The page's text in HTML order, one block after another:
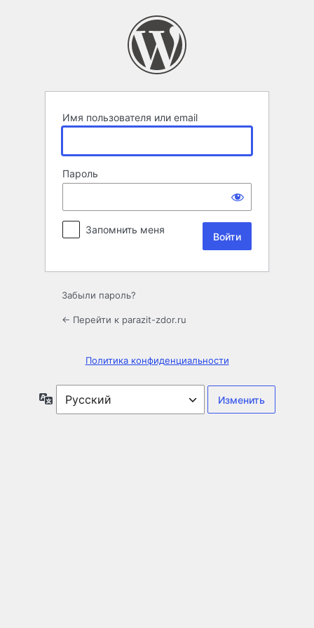
Имя пользователя или email
Пароль
Запомнить меня
Забыли пароль?
← Перейти к parazit-zdor.ru
Политика конфиденциальности
Язык